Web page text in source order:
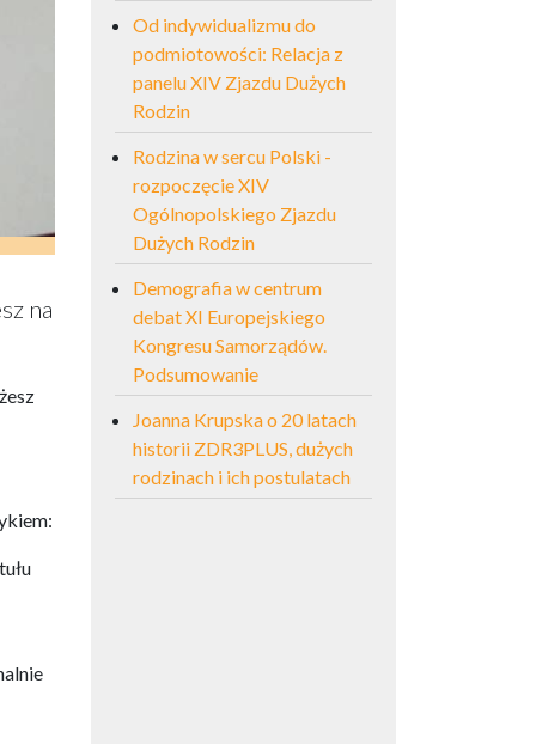
na
Od indywidualizmu do
podmiotowości: Relacja z
panelu XIV Zjazdu Dużych
Rodzin
Rodzina w sercu Polski -
rozpoczęcie XIV
Ogólnopolskiego Zjazdu
Dużych Rodzin
Demografia w centrum
debat XI Europejskiego
Kongresu Samorządów.
Podsumowanie
Joanna Krupska o 20 latach
historii ZDR3PLUS, dużych
rodzinach i ich postulatach